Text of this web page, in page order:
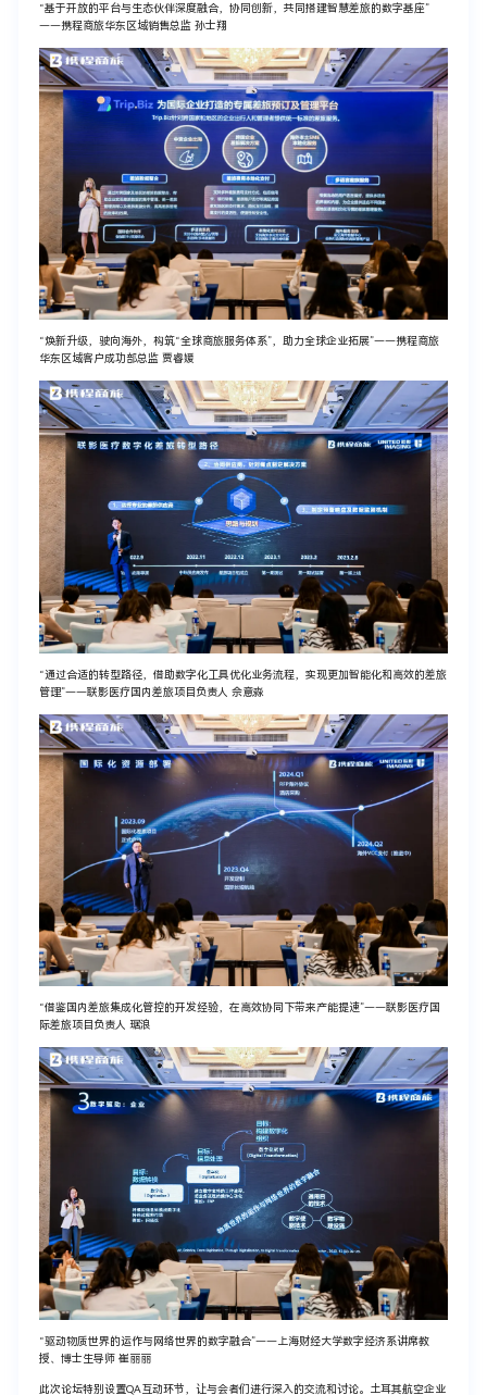
“基于开放的平台与生态伙伴深度融合，协同创新，共同搭建智慧差旅的数字基座”
——携程商旅华东区域销售总监 孙士翔
“焕新升级，驶向海外，构筑“全球商旅服务体系”，助力全球企业拓展”——携程商旅
华东区域客户成功部总监 贾睿媛
“通过合适的转型路径，借助数字化工具优化业务流程，实现更加智能化和高效的差旅
管理”——联影医疗国内差旅项目负责人 佘意淼
“借鉴国内差旅集成化管控的开发经验，在高效协同下带来产能提速”——联影医疗国
际差旅项目负责人 琚浪
“驱动物质世界的运作与网络世界的数字融合”——上海财经大学数字经济系讲席教
授、博士生导师 崔丽丽
此次论坛特别设置QA互动环节，让与会者们进行深入的交流和讨论。土耳其航空企业